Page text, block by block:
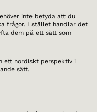
inte betyda att du
frågor. I stället handlar det
dem på ett sätt som
ett nordiskt perspektiv i
sätt.